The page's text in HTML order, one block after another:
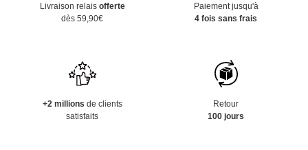
Livraison relais offerte
dès 59,90€
Paiement jusqu'à
4 fois sans frais
+2 millions de clients
satisfaits
Retour
100 jours